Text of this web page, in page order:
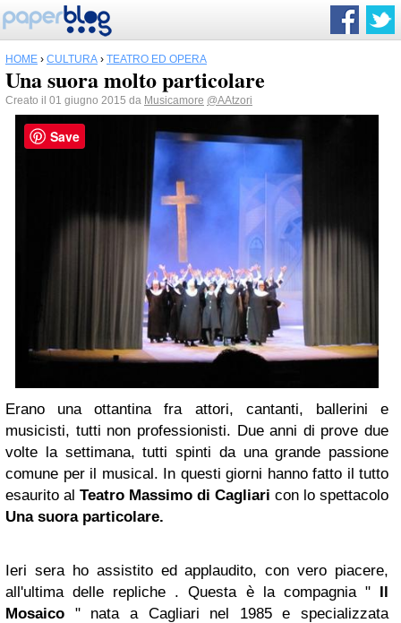
HOME › CULTURA › TEATRO ED OPERA
Una suora molto particolare
Creato il 01 giugno 2015 da Musicamore @AAtzori
Erano una ottantina fra attori, cantanti, ballerini e
musicisti, tutti non professionisti. Due anni di prove due
volte la settimana, tutti spinti da una grande passione
comune per il musical. In questi giorni hanno fatto il tutto
esaurito al Teatro Massimo di Cagliari con lo spettacolo
Una suora particolare.
Ieri sera ho assistito ed applaudito, con vero piacere,
all'ultima delle repliche . Questa è la compagnia " Il
Mosaico " nata a Cagliari nel 1985 e specializzata
Save